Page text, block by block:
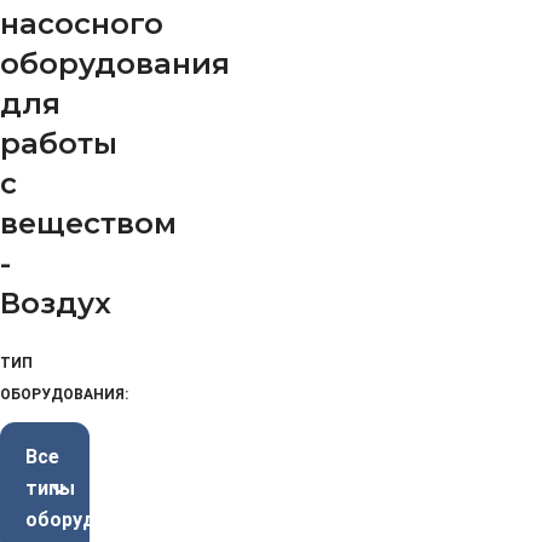
насосного
оборудования
для
работы
с
веществом
-
Воздух
ТИП
ОБОРУДОВАНИЯ:
Все
типы
оборудования